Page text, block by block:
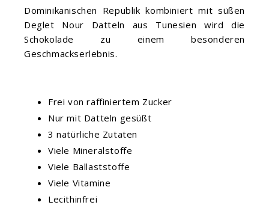
Dominikanischen Republik kombiniert mit süßen
Deglet Nour Datteln aus Tunesien wird die
Schokolade zu einem besonderen
Geschmackserlebnis.
Frei von raffiniertem Zucker
Nur mit Datteln gesüßt
3 natürliche Zutaten
Viele Mineralstoffe
Viele Ballaststoffe
Viele Vitamine
Lecithinfrei